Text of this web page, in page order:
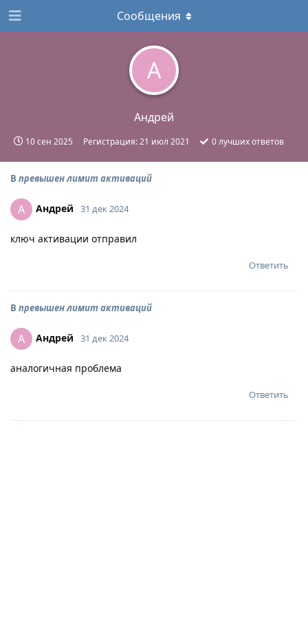
А
Андрей
10 сен 2025 Регистрация:21 июл 2021 0лучших ответов
Сообщения
В превышен лимит активаций
А Андрей 31 дек 2024
ключ активации отправил
Ответить
В превышен лимит активаций
А Андрей 31 дек 2024
аналогичная проблема
Ответить